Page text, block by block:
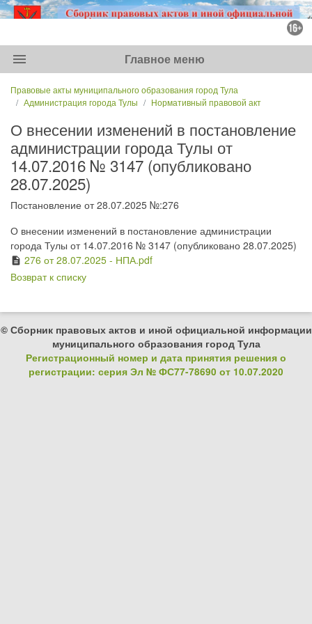
menu Главное меню
Правовые акты муниципального образования город Тула
Администрация города Тулы
Нормативный правовой акт
О внесении изменений в постановление
администрации города Тулы от
14.07.2016 № 3147 (опубликовано
28.07.2025)
Постановление от 28.07.2025 №:276
О внесении изменений в постановление администрации
города Тулы от 14.07.2016 № 3147 (опубликовано 28.07.2025)
description 276 от 28.07.2025 - НПА.pdf
Возврат к списку
© Сборник правовых актов и иной официальной информации
муниципального образования город Тула
Регистрационный номер и дата принятия решения о
регистрации: серия Эл № ФС77-78690 от 10.07.2020